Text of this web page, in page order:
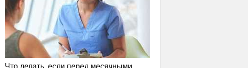
Что делать, если перед месячными